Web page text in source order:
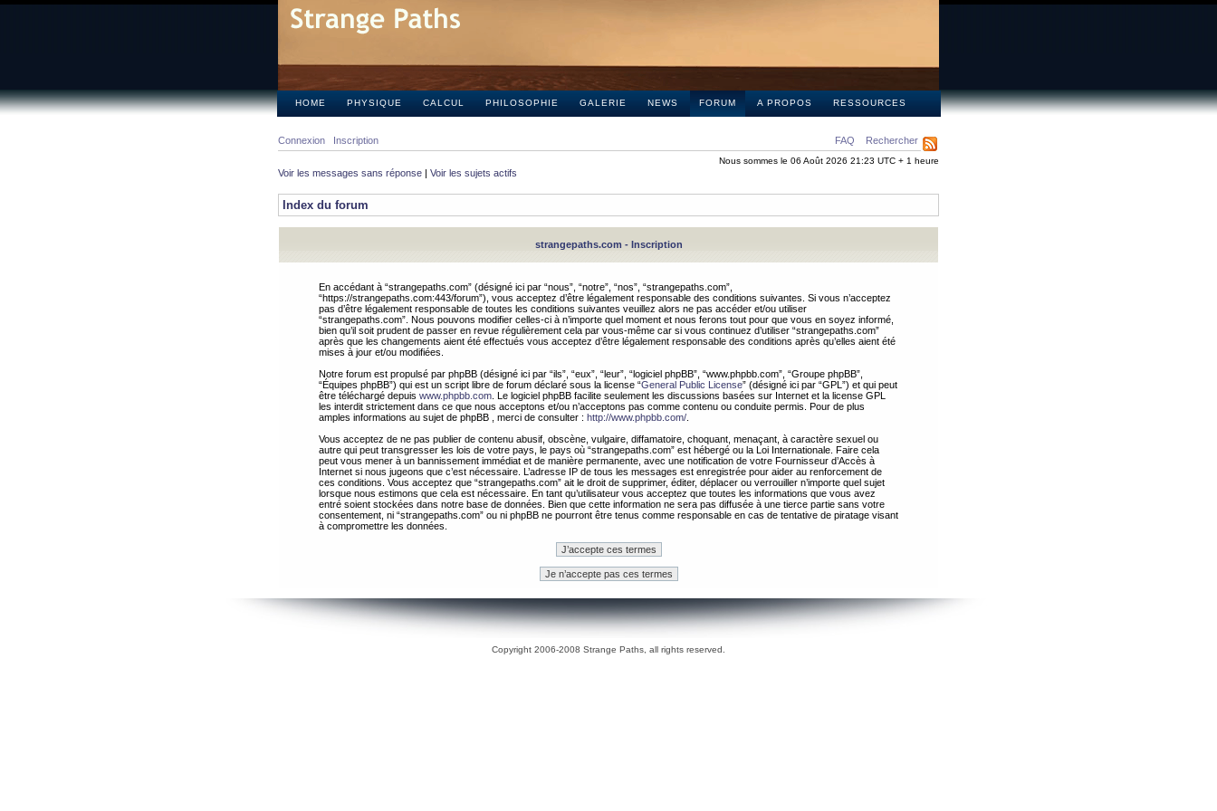
HOME PHYSIQUE CALCUL PHILOSOPHIE GALERIE NEWS FORUM A PROPOS RESSOURCES
FAQ Rechercher
Connexion Inscription
Nous sommes le 06 Août 2026 21:23 UTC + 1 heure
Voir les messages sans réponse | Voir les sujets actifs
Index du forum
strangepaths.com - Inscription
En accédant à “strangepaths.com” (désigné ici par “nous”, “notre”, “nos”, “strangepaths.com”,
“https://strangepaths.com:443/forum”), vous acceptez d’être légalement responsable des conditions suivantes. Si vous n’acceptez
pas d’être légalement responsable de toutes les conditions suivantes veuillez alors ne pas accéder et/ou utiliser
“strangepaths.com”. Nous pouvons modifier celles-ci à n’importe quel moment et nous ferons tout pour que vous en soyez informé,
bien qu’il soit prudent de passer en revue régulièrement cela par vous-même car si vous continuez d’utiliser “strangepaths.com”
après que les changements aient été effectués vous acceptez d’être légalement responsable des conditions après qu’elles aient été
mises à jour et/ou modifiées.
Notre forum est propulsé par phpBB (désigné ici par “ils”, “eux”, “leur”, “logiciel phpBB”, “www.phpbb.com”, “Groupe phpBB”,
“Équipes phpBB”) qui est un script libre de forum déclaré sous la license “General Public License” (désigné ici par “GPL”) et qui peut
être téléchargé depuis www.phpbb.com . Le logiciel phpBB facilite seulement les discussions basées sur Internet et la license GPL
les interdit strictement dans ce que nous acceptons et/ou n’acceptons pas comme contenu ou conduite permis. Pour de plus
amples informations au sujet de phpBB , merci de consulter : http://www.phpbb.com/
Vous acceptez de ne pas publier de contenu abusif, obscène, vulgaire, diffamatoire, choquant, menaçant, à caractère sexuel ou
autre qui peut transgresser les lois de votre pays, le pays où “strangepaths.com” est hébergé ou la Loi Internationale. Faire cela
peut vous mener à un bannissement immédiat et de manière permanente, avec une notification de votre Fournisseur d’Accès à
Internet si nous jugeons que c’est nécessaire. L’adresse IP de tous les messages est enregistrée pour aider au renforcement de
ces conditions. Vous acceptez que “strangepaths.com” ait le droit de supprimer, éditer, déplacer ou verrouiller n’importe quel sujet
lorsque nous estimons que cela est nécessaire. En tant qu’utilisateur vous acceptez que toutes les informations que vous avez
entré soient stockées dans notre base de données. Bien que cette information ne sera pas diffusée à une tierce partie sans votre
consentement, ni “strangepaths.com” ou ni phpBB ne pourront être tenus comme responsable en cas de tentative de piratage visant
à compromettre les données.
Copyright 2006-2008 Strange Paths, all rights reserved.